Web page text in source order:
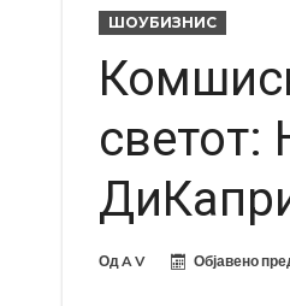
ШОУБИЗНИС
светот:
ОдA V Објавено